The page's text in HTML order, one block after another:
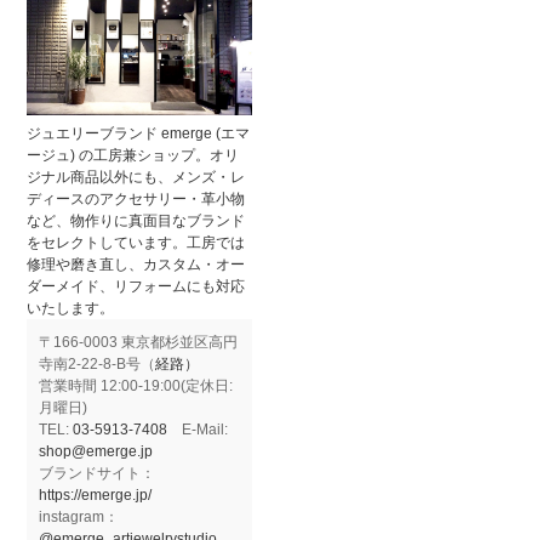
ジュエリーブランド emerge (エマ
ージュ) の工房兼ショップ。オリ
ジナル商品以外にも、メンズ・レ
ディースのアクセサリー・革小物
など、物作りに真面目なブランド
をセレクトしています。工房では
修理や磨き直し、カスタム・オー
ダーメイド、リフォームにも対応
いたします。
〒166-0003 東京都杉並区高円
寺南2-22-8-B号（経路）
営業時間 12:00-19:00(定休日:
月曜日)
TEL:03-5913-7408 E-Mail:
shop@emerge.jp
ブランドサイト：
https://emerge.jp/
instagram：